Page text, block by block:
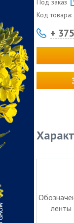
Под заказ
Код товара:
+ 375
ленты